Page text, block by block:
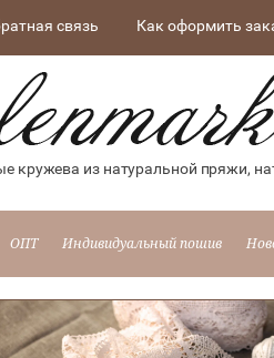
связь Как оформить
кружева из натуральной пряжи,
ОПТ Индивидуальный пошив